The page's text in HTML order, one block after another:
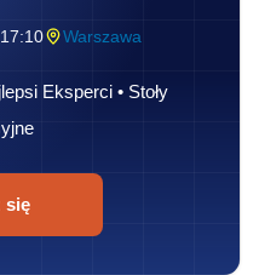
Warszawa
Eksperci • Stoły
się